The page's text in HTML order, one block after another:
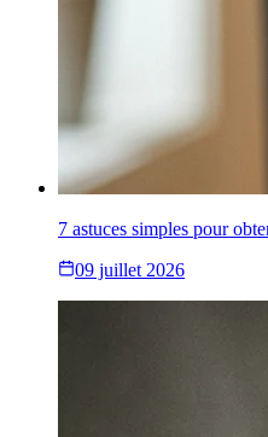
7 astuces simples pour
09 juillet 2026